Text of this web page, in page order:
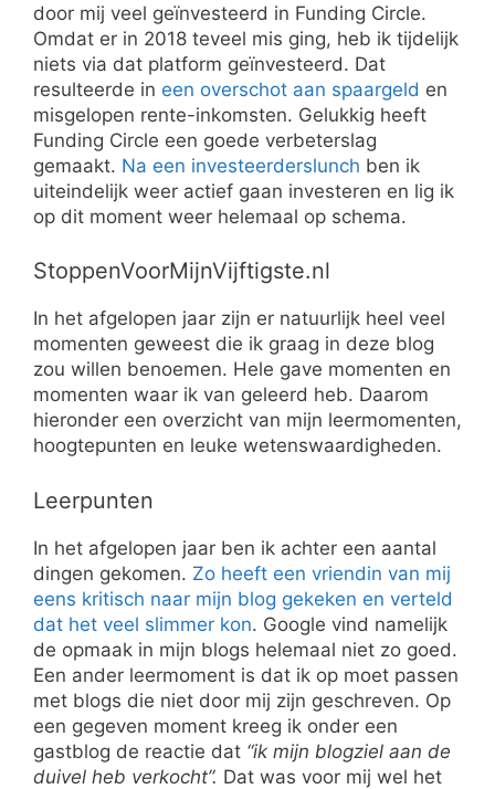
door mij veel geïnvesteerd in Funding Circle.
Omdat er in 2018 teveel mis ging, heb ik tijdelijk
niets via dat platform geïnvesteerd. Dat
resulteerde in een overschot aan spaargeld en
misgelopen rente-inkomsten. Gelukkig heeft
Funding Circle een goede verbeterslag
gemaakt. Na een investeerderslunch ben ik
uiteindelijk weer actief gaan investeren en lig ik
op dit moment weer helemaal op schema.
StoppenVoorMijnVijftigste.nl
In het afgelopen jaar zijn er natuurlijk heel veel
momenten geweest die ik graag in deze blog
zou willen benoemen. Hele gave momenten en
momenten waar ik van geleerd heb. Daarom
hieronder een overzicht van mijn leermomenten,
hoogtepunten en leuke wetenswaardigheden.
Leerpunten
In het afgelopen jaar ben ik achter een aantal
dingen gekomen. Zo heeft een vriendin van mij
eens kritisch naar mijn blog gekeken en verteld
dat het veel slimmer kon. Google vind namelijk
de opmaak in mijn blogs helemaal niet zo goed.
Een ander leermoment is dat ik op moet passen
met blogs die niet door mij zijn geschreven. Op
een gegeven moment kreeg ik onder een
gastblog de reactie dat “ik mijn blogziel aan de
duivel heb verkocht”. Dat was voor mij wel het